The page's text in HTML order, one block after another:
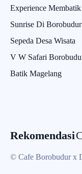
Experience Membatik
Sunrise Di Borobudur
Sepeda Desa Wisata
V W Safari
Batik Magelang
Rekomendasi
© Cafe Borobudur x